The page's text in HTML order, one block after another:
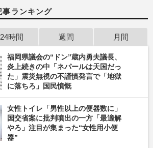
事ランキング
24時間 週間 月間
福岡県議会の“ドン”蔵内勇夫議長、
炎上続きの中「ネパールは天国だっ
た」震災無視の不謹慎発言で「地獄
に落ちろ」国民憤慨
女性トイレ「男性以上の便器数に」
国交省案に批判噴出の一方「最適解
やろ」注目が集まった“女性用小便
器”